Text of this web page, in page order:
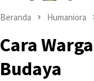
Beranda Humaniora
Cara
Budaya